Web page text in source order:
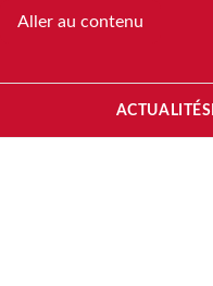
Aller au contenu
ACTUALITÉS